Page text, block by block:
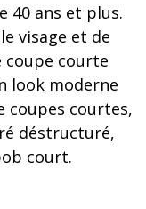
40 ans et plus.
visage et de
coupe courte
look moderne
coupes courtes,
déstructuré,
court.